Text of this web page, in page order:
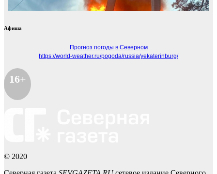
Афиша
Прогноз погоды в Северном
https://world-weather.ru/pogoda/russia/yekaterinburg/
16+
© 2020